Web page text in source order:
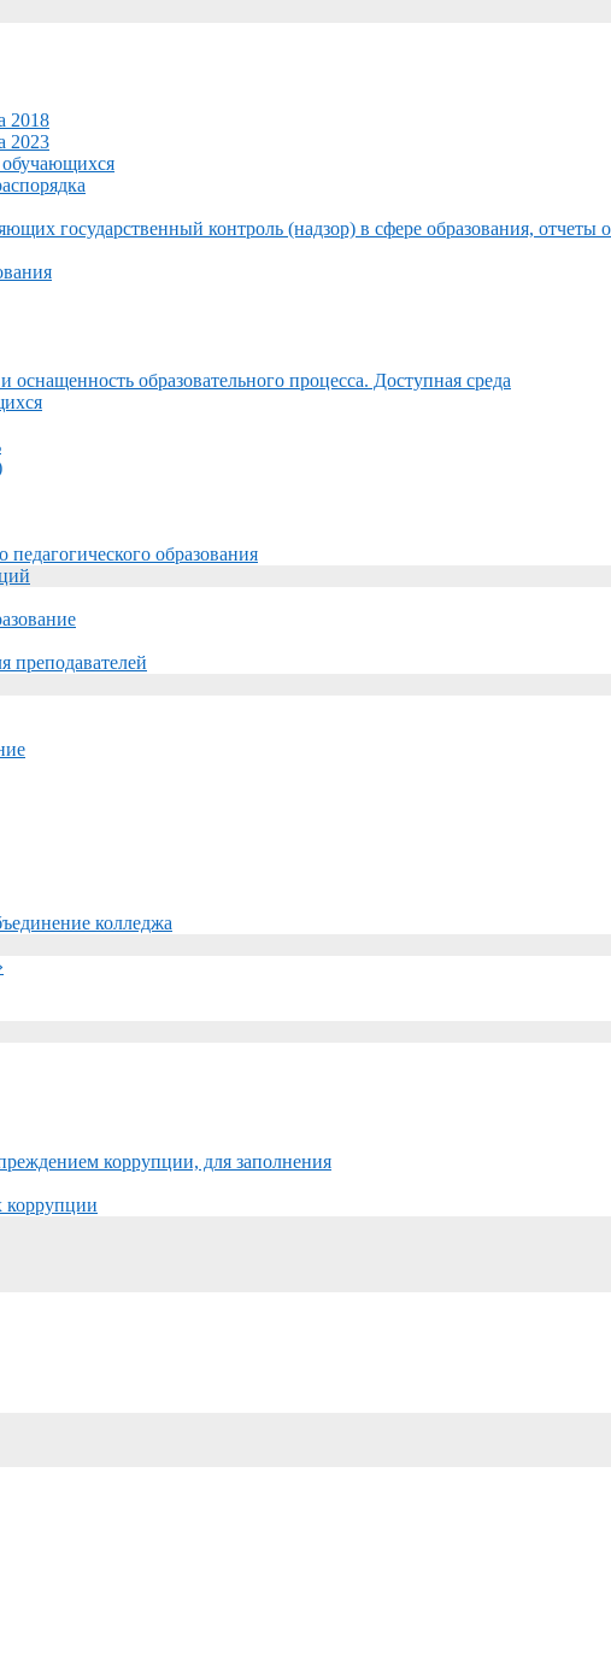
2018
2023
обучающихся
государственный контроль (надзор) в сфере образования,
оснащенность образовательного процесса. Доступная среда
образования
преподавателей
колледжа
коррупции, для заполнения
коррупции